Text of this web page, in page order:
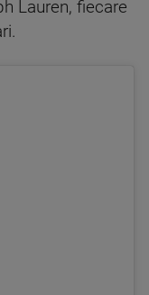
Lauren, fiecare